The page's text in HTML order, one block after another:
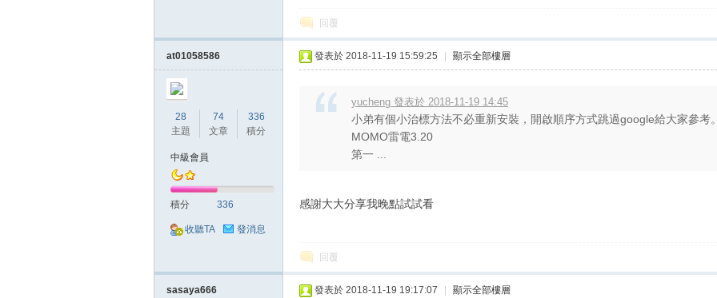
回覆
at01058586
28
主題
74
文章
336
積分
中級會員
積分 336
收聽TA 發消息
發表於 2018-11-19 15:59:25 顯示全部樓層
yucheng 發表於 2018-11-19 14:45
小弟有個小治標方法不必重新安裝，開啟順序方式跳過google給大家參考
MOMO雷電3.20
第一 ...
感謝大大分享我晚點試試看
回覆
sasaya666 發表於 2018-11-19 19:17:07 顯示全部樓層